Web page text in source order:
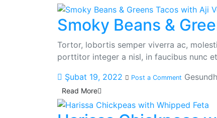
Smoky Beans &
Tortor, lobortis semper viverra ac,
porttitor integer a nisl, in faucibus nunc
Şubat 19, 2022
Post a Comment
Read More